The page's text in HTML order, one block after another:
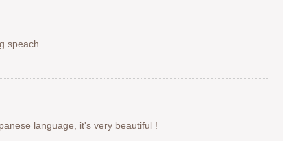
speach
language, it's very beautiful !